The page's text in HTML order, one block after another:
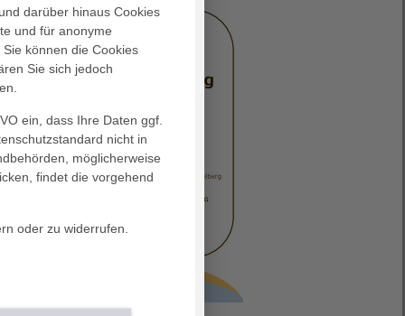
darüber hinaus Cookies
und für anonyme
können die Cookies
Sie sich jedoch
ein, dass Ihre Daten ggf.
nicht in
möglicherweise
findet die vorgehend
oder zu widerrufen.